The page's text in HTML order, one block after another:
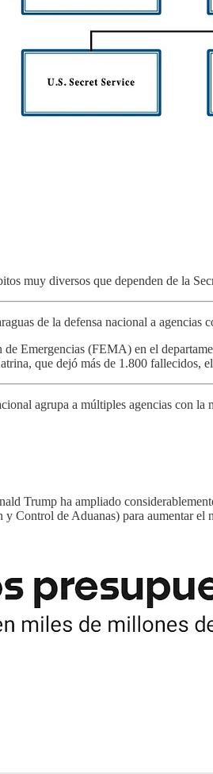
muy diversos que dependen de la
de la defensa nacional a agencias
Emergencias (FEMA) en el
que dejó más de 1.800
agrupa a múltiples agencias con
Trump ha ampliado
Control de Aduanas) para aumentar el